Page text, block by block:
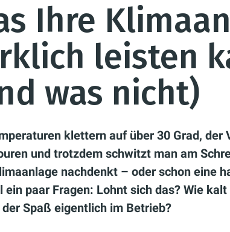
Ihre
leisten
was nicht)
klettern auf über 30 Grad,
und trotzdem schwitzt man am
nachdenkt – oder schon eine
ein paar Fragen: Lohnt sich das? Wie
Spaß eigentlich im Betrieb?